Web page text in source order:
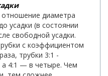
диаметра
усадки (в состоянии
свободной усадки.
с коэффициентом
трубки 3:1 -
а 4:1 — в четыре. Чем